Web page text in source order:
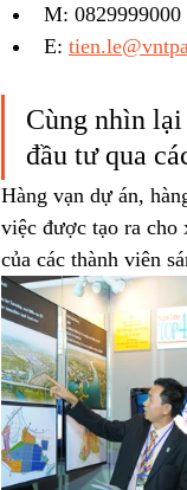
M:
E:
Cùng nhìn
đầu tư qua
Hàng vạn dự án,
việc được tạo ra cho
của các thành viên